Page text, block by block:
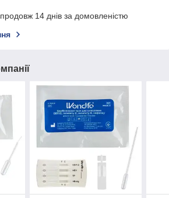
14 днів за домовленістю